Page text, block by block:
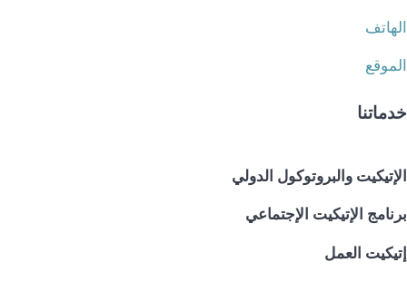
الهاتف
الموقع
خدماتنا
الإتيكيت والبروتوكول الدولي
برنامج الإتيكيت الإجتماعي
إتيكيت العمل